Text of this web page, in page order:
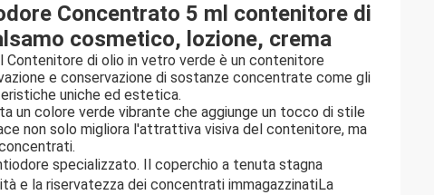
Concentrato 5 ml contenitore di
cosmetico, lozione, crema
di olio in vetro verde è un contenitore
e conservazione di sostanze concentrate come gli
uniche ed estetica.
un colore verde vibrante che aggiunge un tocco di stile
non solo migliora l'attrattiva visiva del contenitore, ma
specializzato. Il coperchio a tenuta stagna
e la riservatezza dei concentrati immagazzinatiLa